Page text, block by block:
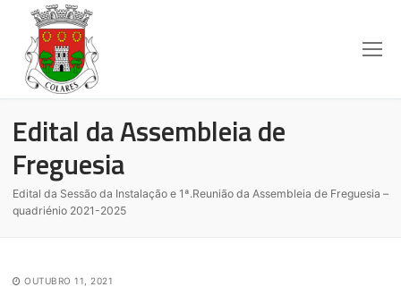
Edital da Assembleia de
Freguesia
Edital da Sessão da Instalação e 1ª.Reunião da Assembleia de Freguesia –
quadriénio 2021-2025
OUTUBRO 11, 2021